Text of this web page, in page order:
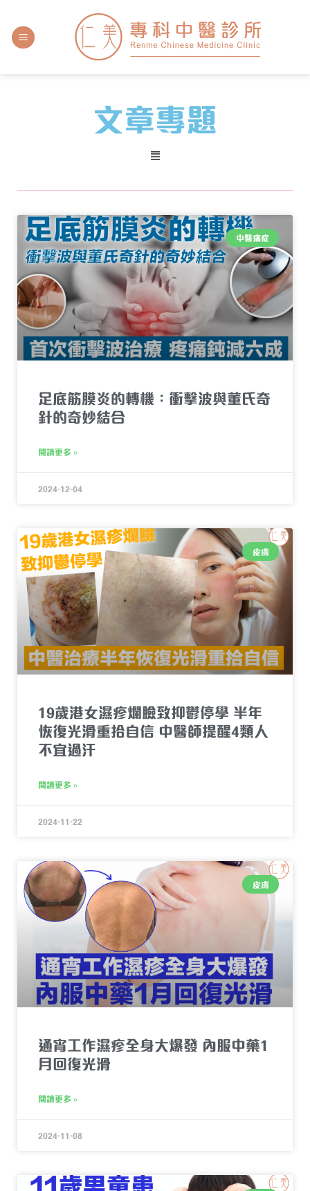
文章專題​
中醫痛症
足底筋膜炎的轉機：衝擊波與董氏奇
針的奇妙結合
閱讀更多 »
2024-12-04
皮膚
19歲港女濕疹爛臉致抑鬱停學 半年
恢復光滑重拾自信 中醫師提醒4類人
不宜過汗
閱讀更多 »
2024-11-22
皮膚
通宵工作濕疹全身大爆發 內服中藥1
月回復光滑
閱讀更多 »
2024-11-08